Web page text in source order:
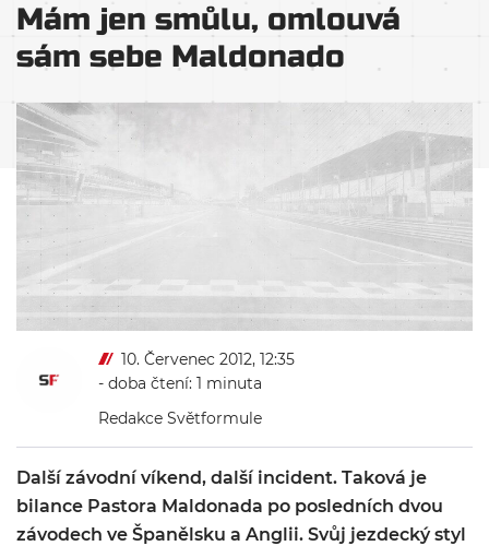
Mám jen smůlu, omlouvá
sám sebe Maldonado
10. Červenec 2012, 12:35
- doba čtení: 1 minuta
Redakce Světformule
Další závodní víkend, další incident. Taková je
bilance Pastora Maldonada po posledních dvou
závodech ve Španělsku a Anglii. Svůj jezdecký styl